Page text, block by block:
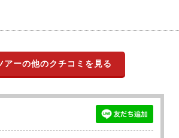
アーの他のクチコミを見る